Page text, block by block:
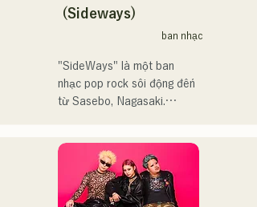
トステージにも出演。MCと
してはRugby World
cup2019 Public viewing、競
輪日本一ダービーの場内ア
ナウンス、ラグビー女子日
本代表世界大会スタジアム
滑走屋場内アナウンス、ク
リスマスアドベント、イス
ラデサルサ、福岡ウィニン
グスピリッツのスタジアム
まう時こそ聴いてほしい。
自分自身も迷いや葛藤を抱
作り物ではなく、ありのま
まの感情や言葉をそのまま
音楽にしている。
2024年10月より音楽活動を
福岡を中心にブッキングラ
イブや路上ライブなど精力
(Sideways)
ban nhạc
"SideWays" là một ban
nhạc pop rock sôi động đến
từ Sasebo, Nagasaki.
phát hành EP mới "Yume
Sen'ya" và bắt đầu chuyến
lưu diễn toàn quốc.